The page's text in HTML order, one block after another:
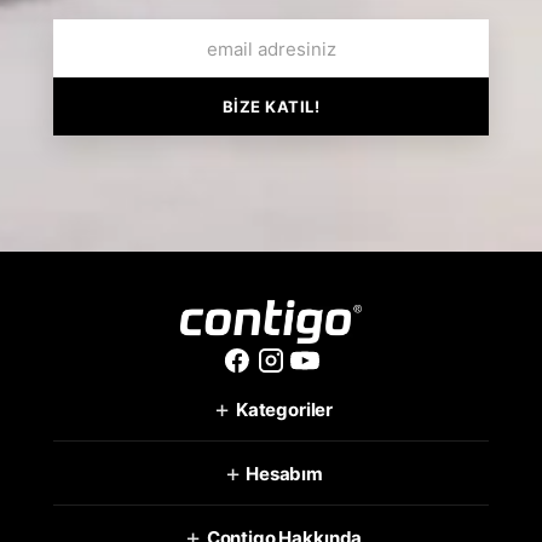
BİZE KATIL!
+ Kategoriler
+ Hesabım
Contigo Hakkında